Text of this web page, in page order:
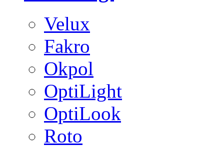
Velux
Fakro
Okpol
OptiLight
OptiLook
Roto